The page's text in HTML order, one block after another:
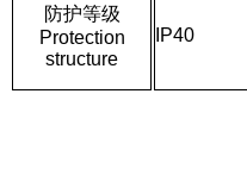
防护等级
Protection
structure
IP40